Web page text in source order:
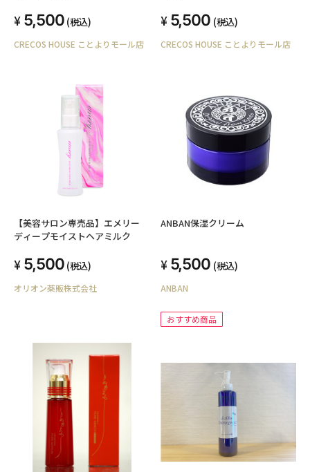
5,500 (税込)
CRECOS HOUSE ことよりモール店
5,500 (税込)
CRECOS HOUSE ことよりモール店
【美容サロン専売品】エメリー
ディープモイストヘアミルク
5,500 (税込)
オリオン薬販株式会社
ANBAN保湿クリーム
5,500 (税込)
ANBAN
おすすめ商品